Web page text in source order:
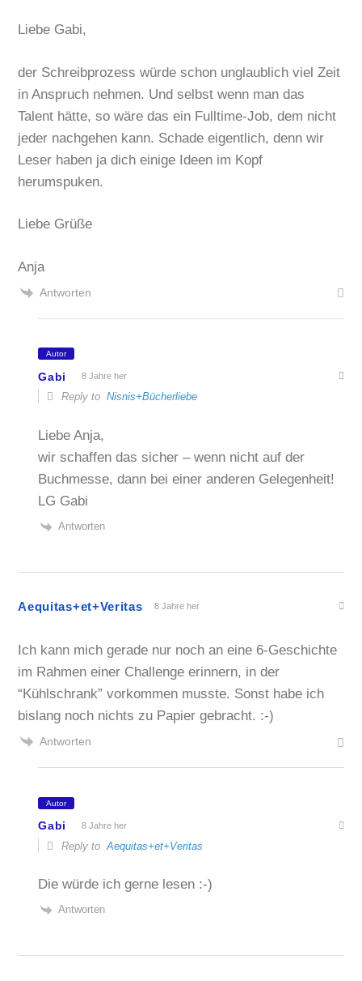
Liebe Gabi,
der Schreibprozess würde schon unglaublich viel Zeit
in Anspruch nehmen. Und selbst wenn man das
Talent hätte, so wäre das ein Fulltime-Job, dem nicht
jeder nachgehen kann. Schade eigentlich, denn wir
Leser haben ja dich einige Ideen im Kopf
herumspuken.
Liebe Grüße
Anja
Antworten
Autor
Gabi 8 Jahre her
Reply toNisnis+Bücherliebe
Liebe Anja,
wir schaffen das sicher – wenn nicht auf der
Buchmesse, dann bei einer anderen Gelegenheit!
LG Gabi
Antworten
Aequitas+et+Veritas 8 Jahre her
Ich kann mich gerade nur noch an eine 6-Geschichte
im Rahmen einer Challenge erinnern, in der
“Kühlschrank” vorkommen musste. Sonst habe ich
bislang noch nichts zu Papier gebracht. :-)
Antworten
Autor
Gabi 8 Jahre her
Reply toAequitas+et+Veritas
Die würde ich gerne lesen :-)
Antworten